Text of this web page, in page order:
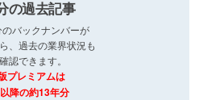
の過去記事
バックナンバーが
、過去の業界状況も
認できます。
プレミアムは
降の約13年分